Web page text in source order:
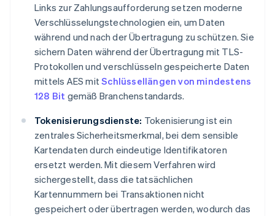
Links zur Zahlungsaufforderung setzen moderne
Verschlüsselungstechnologien ein, um Daten
während und nach der Übertragung zu schützen. Sie
sichern Daten während der Übertragung mit TLS-
Protokollen und verschlüsseln gespeicherte Daten
mittels AES mitSchlüssellängen von mindestens
128 Bit gemäß Branchenstandards.
Tokenisierungsdienste: Tokenisierung ist ein
zentrales Sicherheitsmerkmal, bei dem sensible
Kartendaten durch eindeutige Identifikatoren
ersetzt werden. Mit diesem Verfahren wird
sichergestellt, dass die tatsächlichen
Kartennummern bei Transaktionen nicht
gespeichert oder übertragen werden, wodurch das